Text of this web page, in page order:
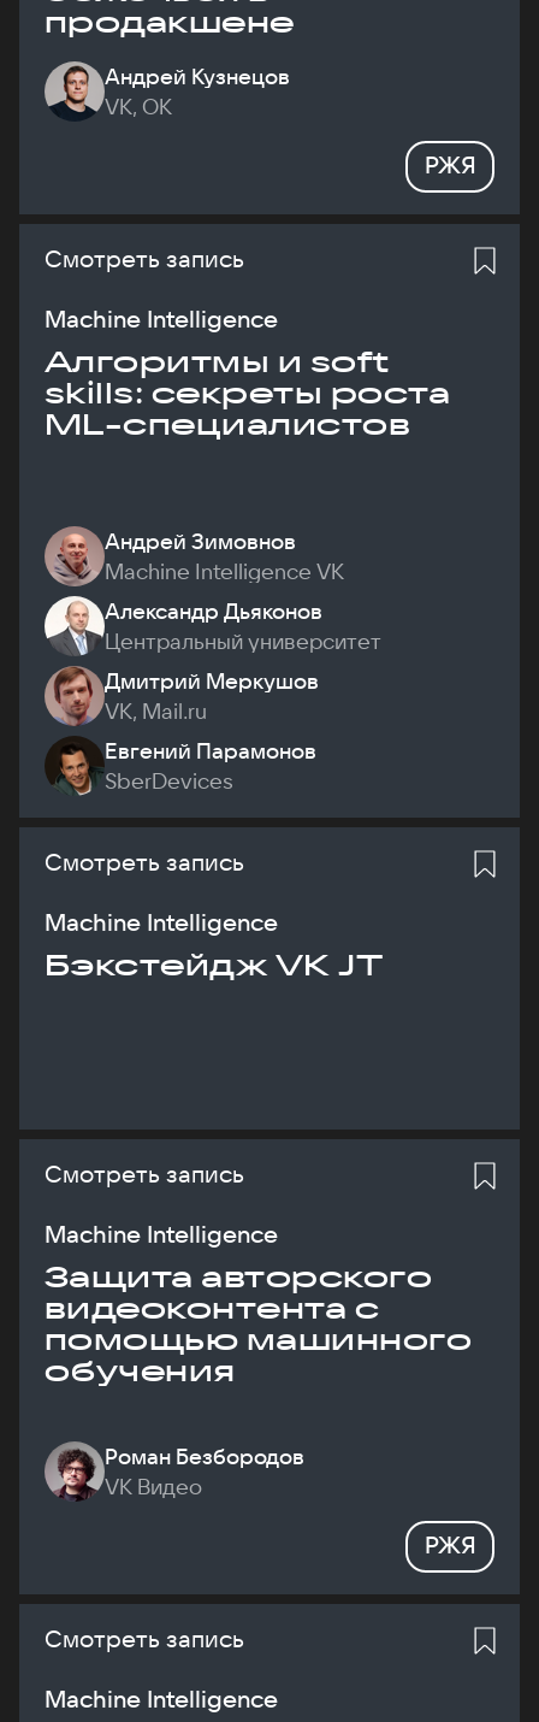
продакшене
Андрей Кузнецов
VK, ОК
РЖЯ
Смотреть запись
Machine Intelligence
Алгоритмы и soft
skills: секреты роста
ML-специалистов
Андрей Зимовнов
Machine Intelligence VK
Александр Дьяконов
Центральный университет
Дмитрий Меркушов
VK, Mail.ru
Евгений Парамонов
SberDevices
Смотреть запись
Machine Intelligence
Бэкстейдж VK JT
Смотреть запись
Machine Intelligence
Защита авторского
видеоконтента с
помощью машинного
обучения
Роман Безбородов
VK Видео
РЖЯ
Смотреть запись
Machine Intelligence